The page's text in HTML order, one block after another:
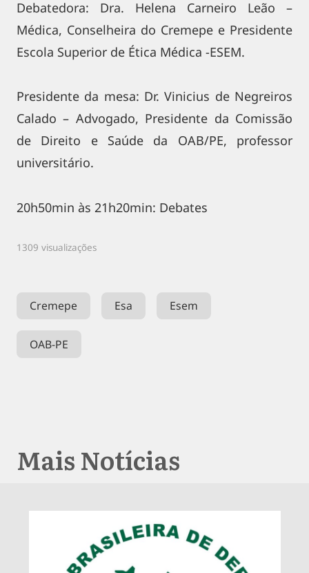
Debatedora: Dra. Helena Carneiro Leão –
Médica, Conselheira do Cremepe e Presidente
Escola Superior de Ética Médica -ESEM.
Presidente da mesa: Dr. Vinicius de Negreiros
Calado – Advogado, Presidente da Comissão
de Direito e Saúde da OAB/PE, professor
universitário.
20h50min às 21h20min: Debates
1309 visualizações
Cremepe Esa Esem
OAB-PE
Mais Notícias